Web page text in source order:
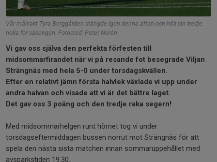
Vår målvakt Tyra Berggården stängde igen denna afton och höll sin tredje
nolla för säsongen. Fotocred: Peter Norén
Vi gav oss själva den perfekta förfesten till
midsommarfirandet när vi på resande fot besegrade Viljan
Strängnäs med hela 5-0 under torsdagskvällen.
Efter en relativt jämn första halvlek växlade vi upp under
andra halvan och visade att vi är det bättre laget.
Det gav oss 3 poäng och den tredje raka segern!
Med midsommarhelgen runt hörnet tog vi under
torsdagseftermiddagen bussen norrut mot Strängnäs för att
spela den nästa sista matchen innan sommaruppehållet med
avsparkstiden 19.30.